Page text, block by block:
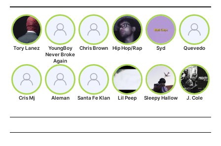
Tory Lanez
YoungBoy
Never Broke
Again
Chris Brown Hip Hop/Rap Syd Quevedo
Cris Mj Aleman Santa Fe Klan Lil Peep Sleepy Hallow J. Cole